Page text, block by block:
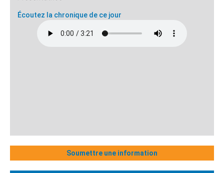
Écoutez la chronique de ce jour
Soumettre une information